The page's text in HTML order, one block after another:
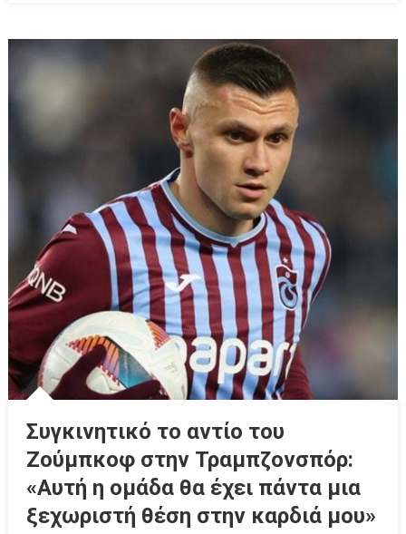
Συγκινητικό το αντίο του
Ζούμπκοφ στην Τραμπζονσπόρ:
«Αυτή η ομάδα θα έχει πάντα μια
ξεχωριστή θέση στην καρδιά μου»